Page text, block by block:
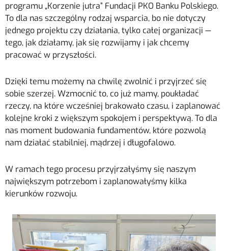
programu „Korzenie jutra” Fundacji PKO Banku Polskiego.
To dla nas szczególny rodzaj wsparcia, bo nie dotyczy
jednego projektu czy działania, tylko całej organizacji —
tego, jak działamy, jak się rozwijamy i jak chcemy
pracować w przyszłości.
Dzięki temu możemy na chwilę zwolnić i przyjrzeć się
sobie szerzej. Wzmocnić to, co już mamy, poukładać
rzeczy, na które wcześniej brakowało czasu, i zaplanować
kolejne kroki z większym spokojem i perspektywą. To dla
nas moment budowania fundamentów, które pozwolą
nam działać stabilniej, mądrzej i długofalowo.
W ramach tego procesu przyjrzałyśmy się naszym
największym potrzebom i zaplanowałyśmy kilka
kierunków rozwoju.